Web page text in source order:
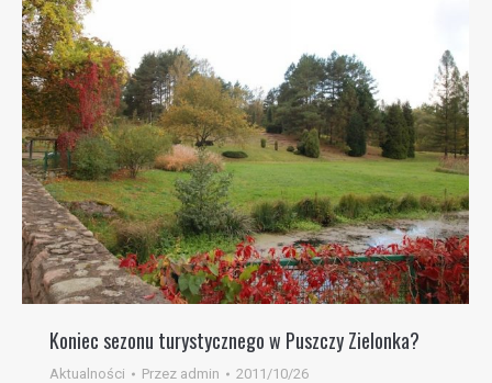
Koniec sezonu turystycznego w Puszczy Zielonka?
Aktualności Przez admin 2011/10/26